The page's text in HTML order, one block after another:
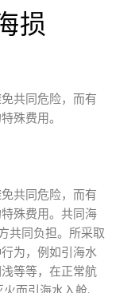
损
共同危险，而有
殊费用。
共同危险，而有
殊费用。共同海
共同负担。所采取
为，例如引海水
等等，在正常航